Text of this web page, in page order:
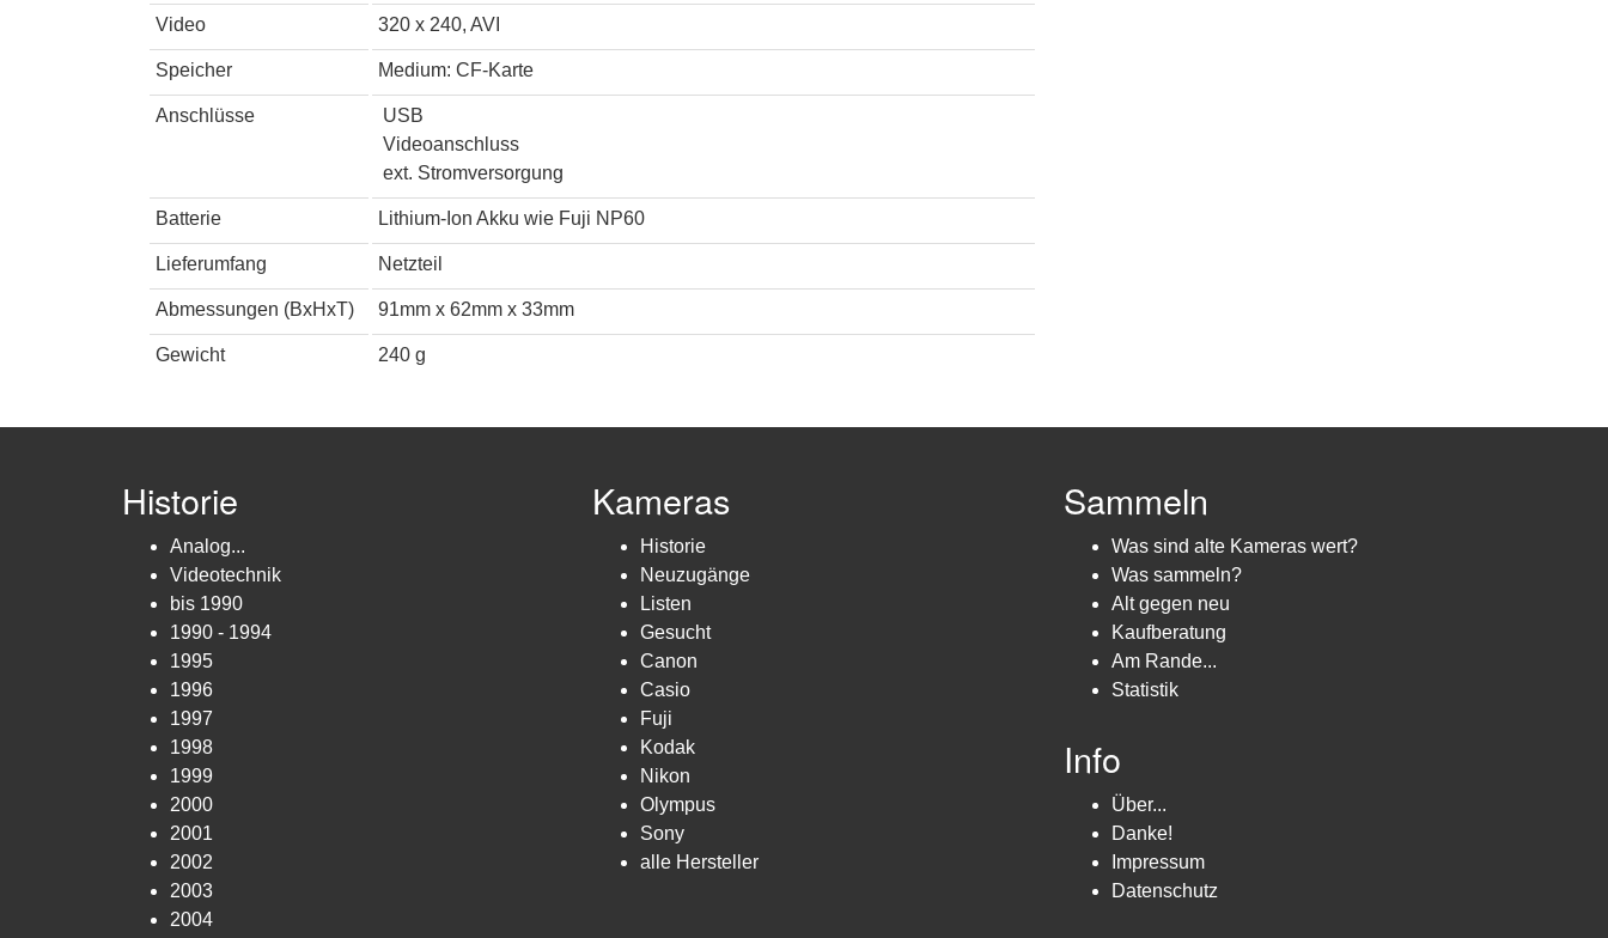
Video 320 x 240, AVI
Speicher Medium: CF-Karte
Anschlüsse
USB
Videoanschluss
ext. Stromversorgung
Batterie Lithium-Ion Akku wie Fuji NP60
Lieferumfang Netzteil
Abmessungen (BxHxT) 91mm x 62mm x 33mm
Gewicht 240 g
Historie
Analog...
Videotechnik
bis 1990
1990 - 1994
1995
1996
1997
1998
1999
2000
2001
2002
2003
2004
Kameras
Historie
Neuzugänge
Listen
Gesucht
Canon
Casio
Fuji
Kodak
Nikon
Olympus
Sony
alle Hersteller
Sammeln
Was sind alte Kameras wert?
Was sammeln?
Alt gegen neu
Kaufberatung
Am Rande...
Statistik
Info
Über...
Danke!
Impressum
Datenschutz